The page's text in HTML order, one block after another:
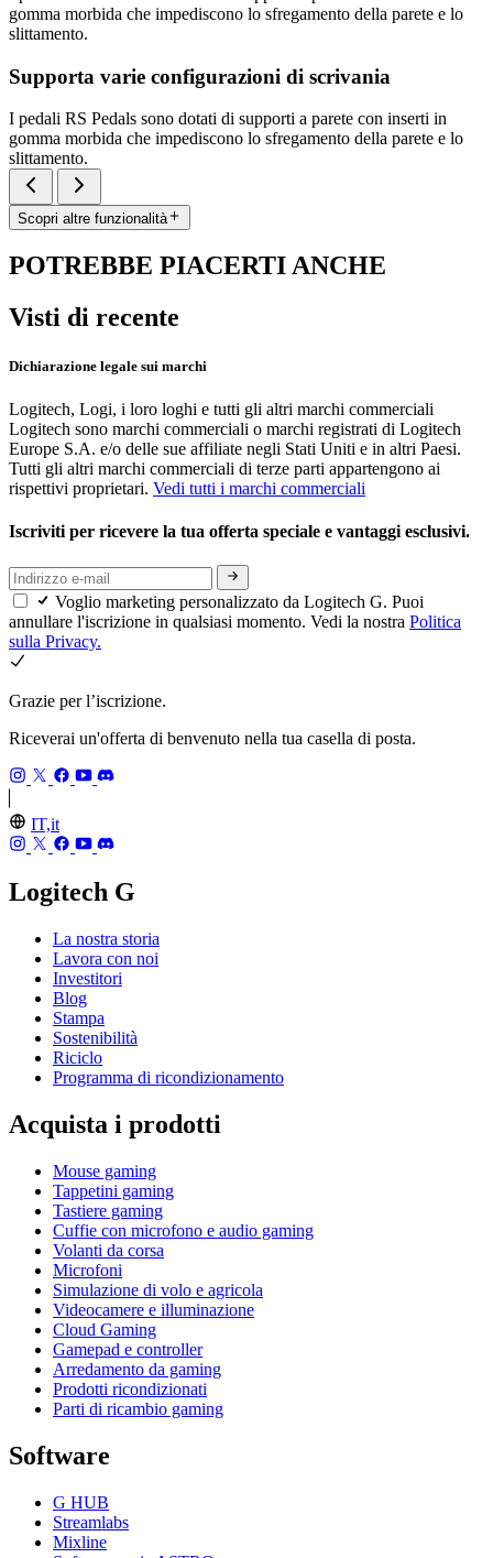
gomma morbida che impediscono lo sfregamento della parete e lo
slittamento.
Supporta varie configurazioni di scrivania
I pedali RS Pedals sono dotati di supporti a parete con inserti in
gomma morbida che impediscono lo sfregamento della parete e lo
slittamento.
Scopri altre funzionalità
POTREBBE PIACERTI ANCHE
Visti di recente
Dichiarazione legale sui marchi
Logitech, Logi, i loro loghi e tutti gli altri marchi commerciali
Logitech sono marchi commerciali o marchi registrati di Logitech
Europe S.A. e/o delle sue affiliate negli Stati Uniti e in altri Paesi.
Tutti gli altri marchi commerciali di terze parti appartengono ai
rispettivi proprietari. Vedi tutti i marchi commerciali
Iscriviti per ricevere la tua offerta speciale e vantaggi esclusivi.
Voglio marketing personalizzato da Logitech G. Puoi
annullare l'iscrizione in qualsiasi momento. Vedi la nostra Politica
sulla Privacy.
Grazie per l’iscrizione.
Riceverai un'offerta di benvenuto nella tua casella di posta.
IT,it
Logitech G
La nostra storia
Lavora con noi
Investitori
Blog
Stampa
Sostenibilità
Riciclo
Programma di ricondizionamento
Acquista i prodotti
Mouse gaming
Tappetini gaming
Tastiere gaming
Cuffie con microfono e audio gaming
Volanti da corsa
Microfoni
Simulazione di volo e agricola
Videocamere e illuminazione
Cloud Gaming
Gamepad e controller
Arredamento da gaming
Prodotti ricondizionati
Parti di ricambio gaming
Software
G HUB
Streamlabs
Mixline